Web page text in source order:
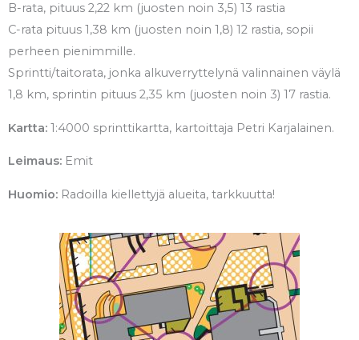
B-rata, pituus 2,22 km (juosten noin 3,5) 13 rastia
C-rata pituus 1,38 km (juosten noin 1,8) 12 rastia, sopii
perheen pienimmille.
Sprintti/taitorata, jonka alkuverryttelynä valinnainen väylä
1,8 km, sprintin pituus 2,35 km (juosten noin 3) 17 rastia.
Kartta: 1:4000 sprinttikartta, kartoittaja Petri Karjalainen.
Leimaus: Emit
Huomio: Radoilla kiellettyjä alueita, tarkkuutta!